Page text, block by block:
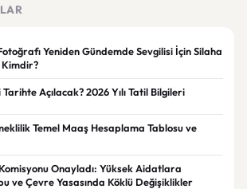
Yeniden Gündemde Sevgilisi İçin Silaha
Kimdir?
Açılacak? 2026 Yılı Tatil Bilgileri
Temel Maaş Hesaplama Tablosu ve
Onayladı: Yüksek Aidatlara
ve Çevre Yasasında Köklü Değişiklikler